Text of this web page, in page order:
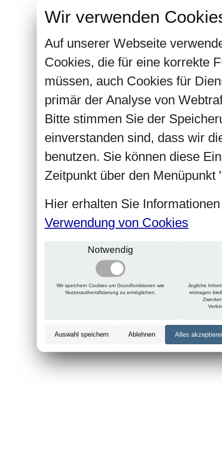
Wir verwenden
Auf unserer Webseite
Cookies, die für eine korrekte
müssen, auch Cookies für
primär der Analyse von
Bitte stimmen Sie der
einverstanden sind, dass wir
benutzen. Sie können diese
Zeitpunkt über den Menüpunkt
Hier erhalten Sie
Verwendung von Cookies
Notwendig
Wir speichern Cookies um Grundfunktionen wie
Nutzerauthentifizierung zu ermöglichen.
Jegliche
eintragen
Auswahl speichern Ablehnen Alles